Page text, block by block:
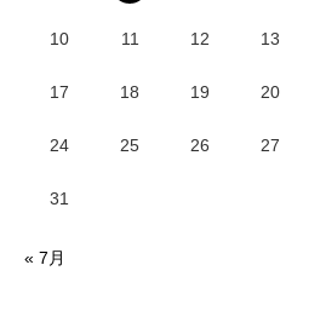
10 11 12 13
17 18 19 20
24 25 26 27
31
« 7月